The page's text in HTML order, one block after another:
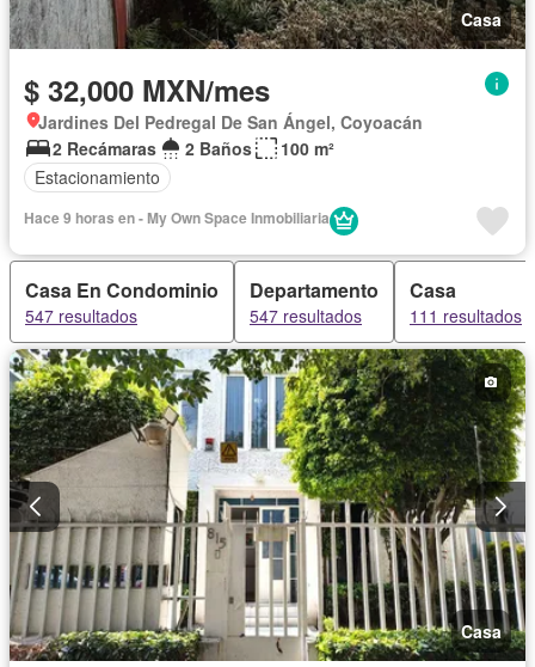
Casa
$ 32,000 MXN/mes
Jardines Del Pedregal De San Ángel, Coyoacán
2 Recámaras
2 Baños
100 m²
Estacionamiento
Hace 9 horas en - My Own Space Inmobiliaria
Casa En Condominio
547 resultados
Departamento
547 resultados
Casa
111 resultados
Casa